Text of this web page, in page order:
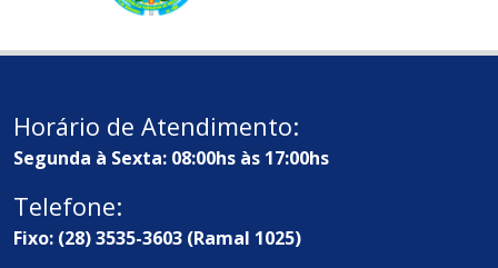
Horário de Atendimento:
Segunda à Sexta: 08:00hs às 17:00hs
Telefone:
Fixo: (28) 3535-3603 (Ramal 1025)